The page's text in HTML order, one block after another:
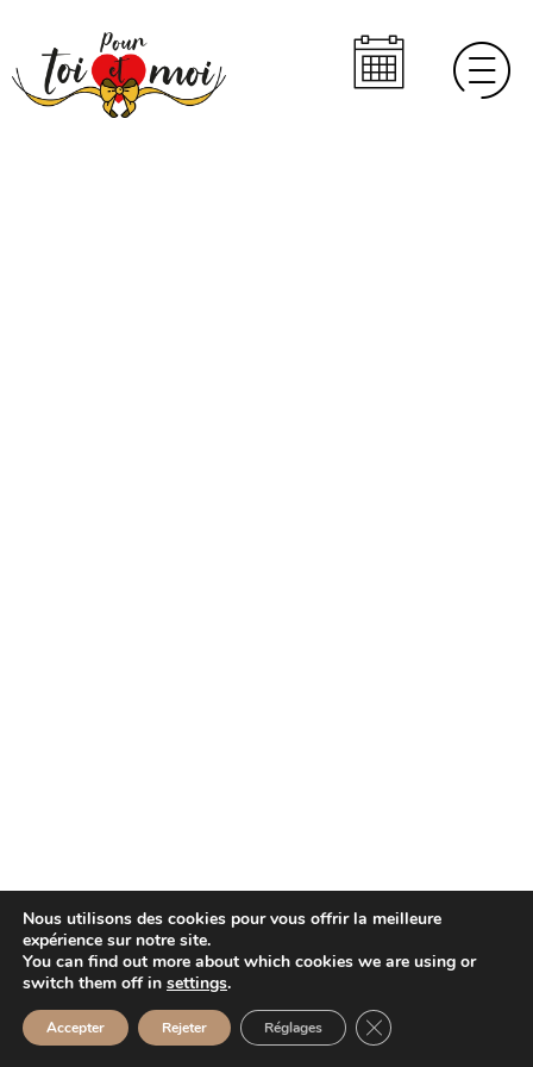
Nous utilisons des cookies pour vous offrir la meilleure
expérience sur notre site.
You can find out more about which cookies we are using or
switch them off in settings.
Accepter Rejeter Réglages Fermer la bannière